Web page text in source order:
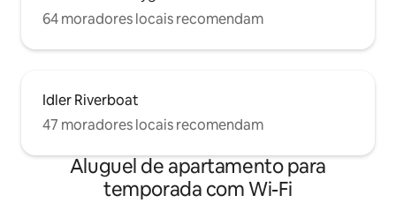
64 moradores locais recomendam
Idler Riverboat
47 moradores locais recomendam
Aluguel de apartamento para
temporada com Wi-Fi